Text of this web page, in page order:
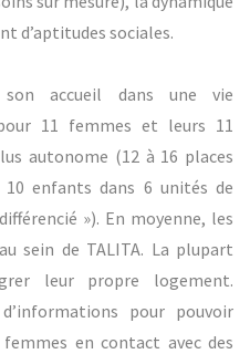
d’aptitudes sociales.
son accueil dans une vie
11 femmes et leurs 11
autonome (12 à 16 places
enfants dans 6 unités de
»). En moyenne, les
sein de TALITA. La plupart
leur propre logement.
pour pouvoir
en contact avec des